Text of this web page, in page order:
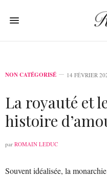
NON CATÉGORISÉ 14 FÉVRIER
La royauté et
histoire
par ROMAIN LEDUC
Souvent idéalisée, la